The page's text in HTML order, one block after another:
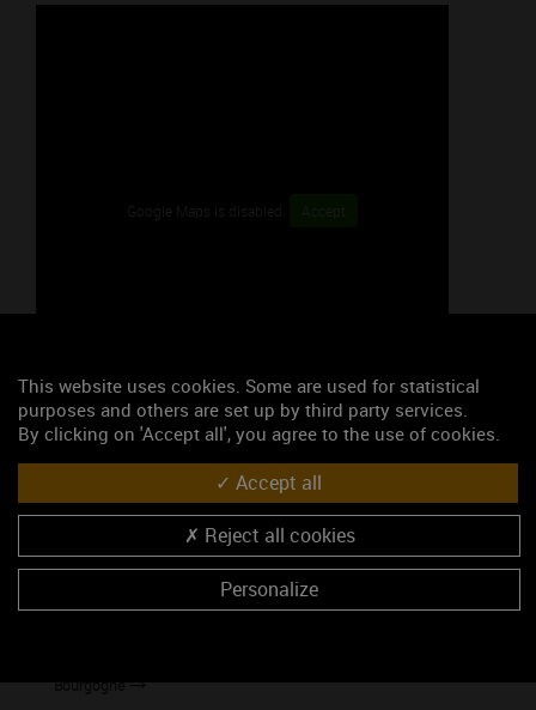
Google Maps is disabled. Accept
47.0260300, 4.8400040
S'y rendre
Les événements du mois
Rencontres avec les Vins de Bourgogne
Bourgogne"
This website uses cookies. Some are used for statistical
purposes and others are set up by third party services.
By clicking on 'Accept all', you agree to the use of cookies.
Accept all
Reject all cookies
Personalize